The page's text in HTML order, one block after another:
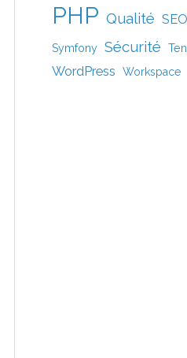
PHP Qualité SEO
Symfony Sécurité
WordPress Workspace